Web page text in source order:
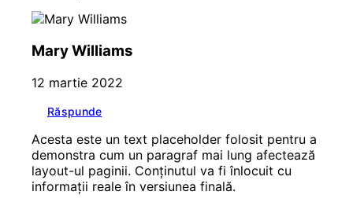
Mary Williams
12 martie 2022
Răspunde
Acesta este un text placeholder folosit pentru a
demonstra cum un paragraf mai lung afectează
layout-ul paginii. Conținutul va fi înlocuit cu
informații reale în versiunea finală.